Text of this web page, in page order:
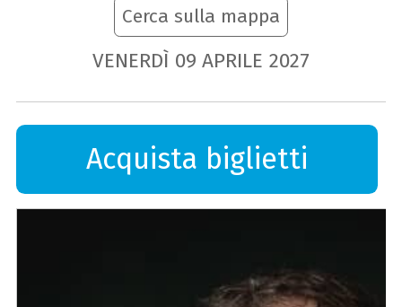
Cerca sulla mappa
VENERDÌ 09 APRILE 2027
Acquista biglietti